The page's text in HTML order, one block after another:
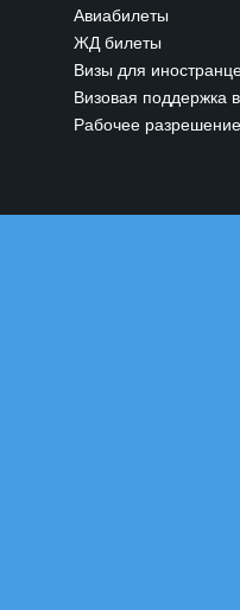
Авиабилеты
ЖД билеты
Визы для
Визовая поддержка
Рабочее разрешение